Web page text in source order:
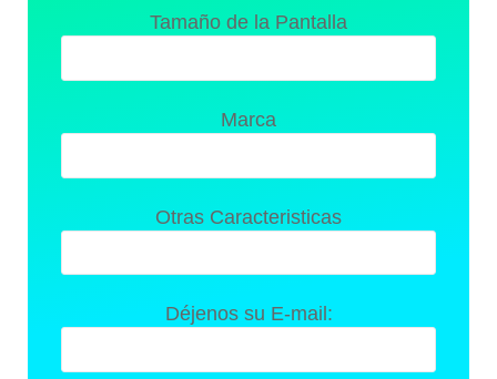
Tamaño de la Pantalla
Marca
Otras Caracteristicas
Déjenos su E-mail: